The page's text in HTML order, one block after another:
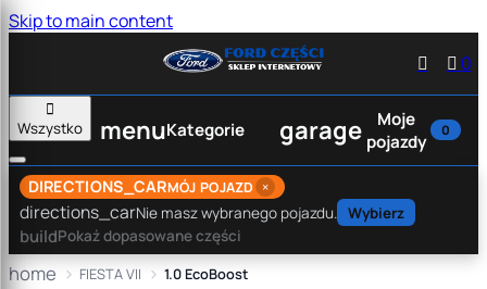
Skip to main content

 0

Wszystko
menuKategorie garage
Moje
pojazdy
0
DIRECTIONS_CARMÓJ POJAZD ×
directions_carNie masz wybranego pojazdu. Wybierz
buildPokaż dopasowane części
home FIESTA VII 1.0 EcoBoost